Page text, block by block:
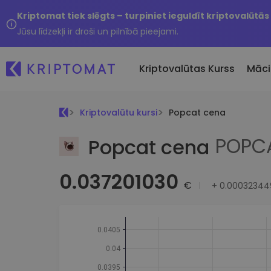
Kriptomat tiek slēgts – turpiniet ieguldīt kriptovalūtās
Jūsu līdzekļi ir droši un pilnībā pieejami.
Kriptovalūtas Kurss
Vairāk nekā 300 kriptovalūtu
Lielākie Ieguvēji un Zaudētāji
Atrodiet investīciju iespējas
Tikko
Nesen
Pērciet vairāk nekā 300
kriptovalūtas
Kripto maiņa
Vairāk nekā 1000 valūtu
Kriptovalūtu kursi Popcat cena
Popcat cena
0.037201030 € +